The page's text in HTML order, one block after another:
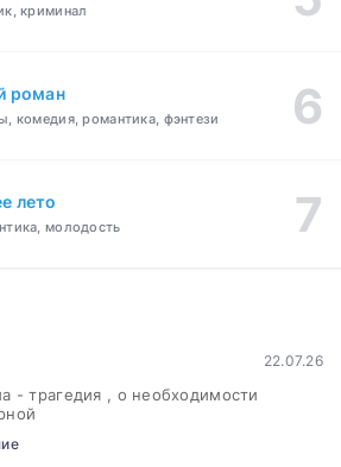
криминал
роман
комедия, романтика, фэнтези
лето
молодость
22.07.26
- трагедия , о необходимости